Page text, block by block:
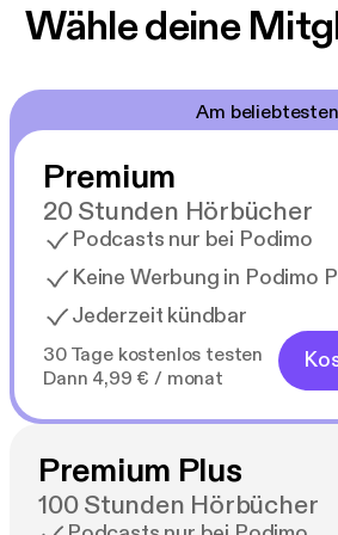
Wähle deine
Am beliebtesten
Premium
20 Stunden Hörbücher
Podcasts nur bei Podimo
Keine Werbung in Podimo
Jederzeit kündbar
30 Tage kostenlos testen
Dann 4,99 € / monat
Premium Plus
100 Stunden Hörbücher